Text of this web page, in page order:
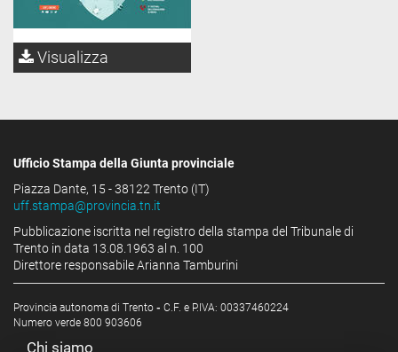
Visualizza
Ufficio Stampa della Giunta provinciale
Piazza Dante, 15 - 38122 Trento (IT)
uff.stampa@provincia.tn.it
Pubblicazione iscritta nel registro della stampa del Tribunale di
Trento in data 13.08.1963 al n. 100
Direttore responsabile Arianna Tamburini
Provincia autonoma di Trento - C.F. e P.IVA: 00337460224
Numero verde 800 903606
Chi siamo